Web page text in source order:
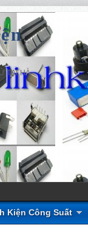
TẠI HÀ
Kiện Công Suất